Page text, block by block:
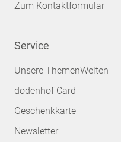
Zum Kontaktformular
Service
Unsere ThemenWelten
dodenhof Card
Geschenkkarte
Newsletter